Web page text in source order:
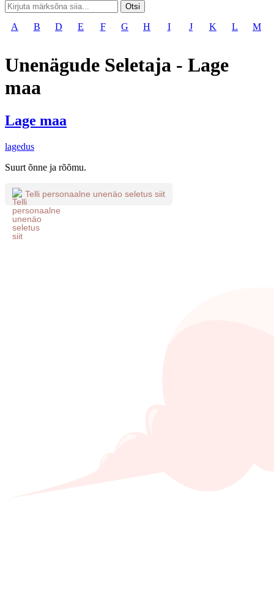
Otsi
A B D E F G H I J K L M
Unenägude Seletaja - Lage
maa
Lage maa
lagedus
Suurt õnne ja rõõmu.
Telli personaalne unenäo seletus siit